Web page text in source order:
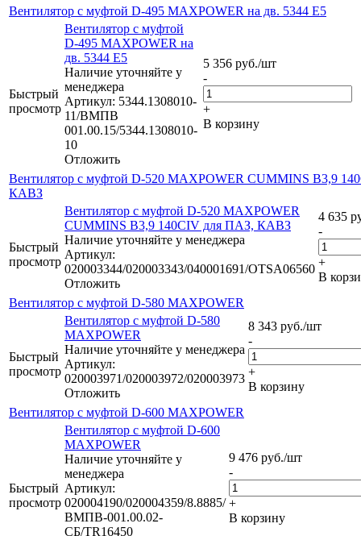
Вентилятор с муфтой D-495 MAXPOWER на дв. 5344 Е5
Быстрый
просмотр
Вентилятор с муфтой
D-495 MAXPOWER на
дв. 5344 Е5
Наличие уточняйте у
менеджера
Артикул: 5344.1308010-
11/ВМПВ
001.00.15/5344.1308010-
10
Отложить
5 356 руб./шт
-
+
В корзину
Вентилятор с муфтой D-520 MAXPOWER CUMMINS В3,9
КАВЗ
Быстрый
просмотр
Вентилятор с муфтой D-520 MAXPOWER
CUMMINS В3,9 140CIV для ПАЗ, КАВЗ
Наличие уточняйте у менеджера
Артикул:
020003344/020003343/040001691/OTSA06560
Отложить
4 635
-
+
В
Вентилятор с муфтой D-580 MAXPOWER
Быстрый
просмотр
Вентилятор с муфтой D-580
MAXPOWER
Наличие уточняйте у менеджера
Артикул:
020003971/020003972/020003973
Отложить
8 343 руб./шт
-
+
В корзину
Вентилятор с муфтой D-600 MAXPOWER
Быстрый
просмотр
Вентилятор с муфтой D-600
MAXPOWER
Наличие уточняйте у
менеджера
Артикул:
020004190/020004359/8.8885/
ВМПВ-001.00.02-
СБ/TR16450
9 476 руб./шт
-
+
В корзину